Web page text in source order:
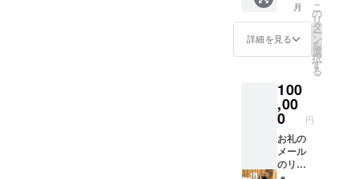
た、
ドッグ
レス
キュー
熊本へ
100,000
円のご
支援メ
ニュー
です。
(マグ
カップ
月
詳細を見る
こ
の
リ
タ
ー
ン
を
選
択
す
る
100
,00
0 円
お礼の
メール
のリ